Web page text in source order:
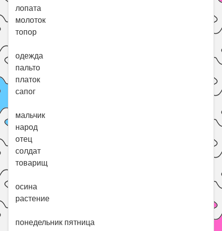
лопата
молоток
топор
одежда
пальто
платок
сапог
мальчик
народ
отец
солдат
товарищ
осина
растение
понедельник пятница